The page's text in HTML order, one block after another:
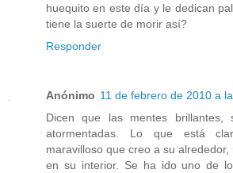
huequito en este día y le dedican
tiene la suerte de morir así?
Responder
Anónimo 11 de febrero de 2010 a
Dicen que las mentes brillantes,
atormentadas. Lo que está
maravilloso que creo a su
en su interior. Se ha ido uno de